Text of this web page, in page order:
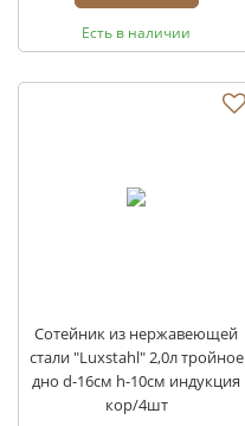
Есть в наличии
Сотейник из нержавеющей
стали "Luxstahl" 2,0л тройное
дно d-16см h-10см индукция
кор/4шт